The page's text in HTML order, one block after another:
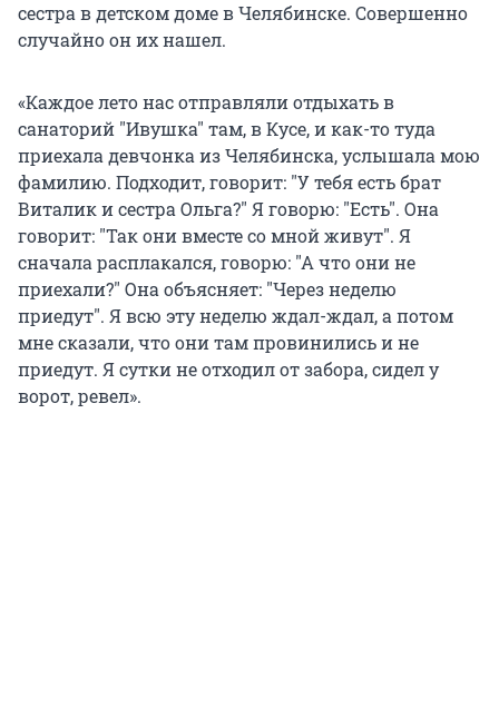
сестра в детском доме в Челябинске. Совершенно
случайно он их нашел.
«Каждое лето нас отправляли отдыхать в
санаторий "Ивушка" там, в Кусе, и как-то туда
приехала девчонка из Челябинска, услышала мою
фамилию. Подходит, говорит: "У тебя есть брат
Виталик и сестра Ольга?" Я говорю: "Есть". Она
говорит: "Так они вместе со мной живут". Я
сначала расплакался, говорю: "А что они не
приехали?" Она объясняет: "Через неделю
приедут". Я всю эту неделю ждал-ждал, а потом
мне сказали, что они там провинились и не
приедут. Я сутки не отходил от забора, сидел у
ворот, ревел».